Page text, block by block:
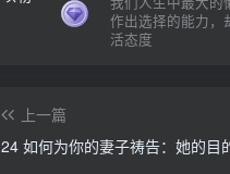
作出选择的能力，
活态度
上一篇
24 如何为你的妻子祷告：她的目